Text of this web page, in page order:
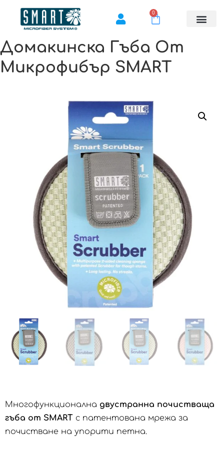
0
Домакинска Гъба От
Микрофибър SMART
Многофункционална двустранна почистваща
гъба от SMART с патентована мрежа за
почистване на упорити петна.